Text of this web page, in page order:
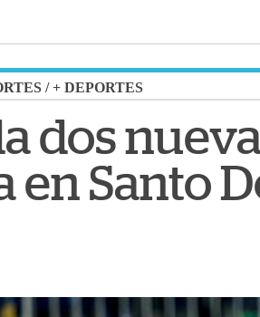
/+ DEPORTES
dos
en Santo